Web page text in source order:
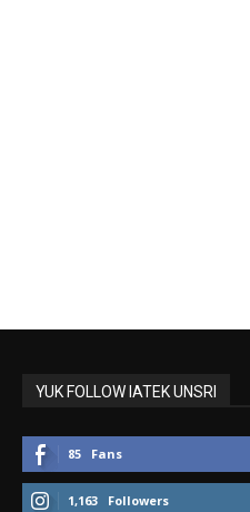
YUK FOLLOW IATEK UNSRI
85 Fans
1,163 Followers